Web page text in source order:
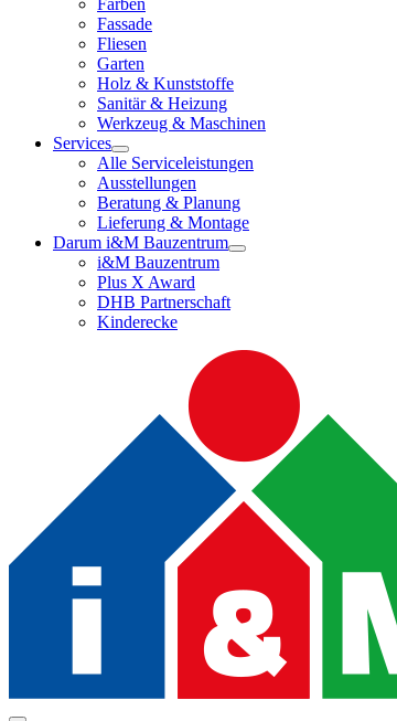
Farben
Fassade
Fliesen
Garten
Holz & Kunststoffe
Sanitär & Heizung
Werkzeug & Maschinen
Services
Alle Serviceleistungen
Ausstellungen
Beratung & Planung
Lieferung & Montage
Darum i&M Bauzentrum
i&M Bauzentrum
Plus X Award
DHB Partnerschaft
Kinderecke